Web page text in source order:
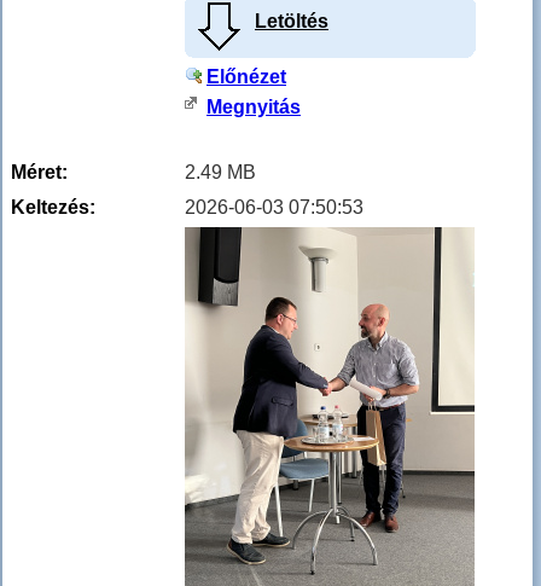
Letöltés
Előnézet
Megnyitás
Méret:
2.49 MB
Keltezés:
2026-06-03 07:50:53